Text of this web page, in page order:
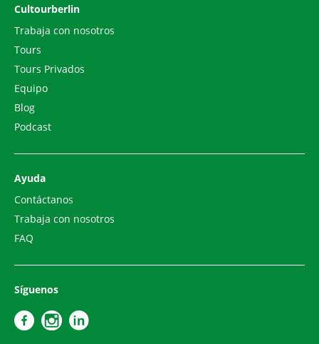
Cultourberlin
Trabaja con nosotros
Tours
Tours Privados
Equipo
Blog
Podcast
Ayuda
Contáctanos
Trabaja con nosotros
FAQ
Síguenos